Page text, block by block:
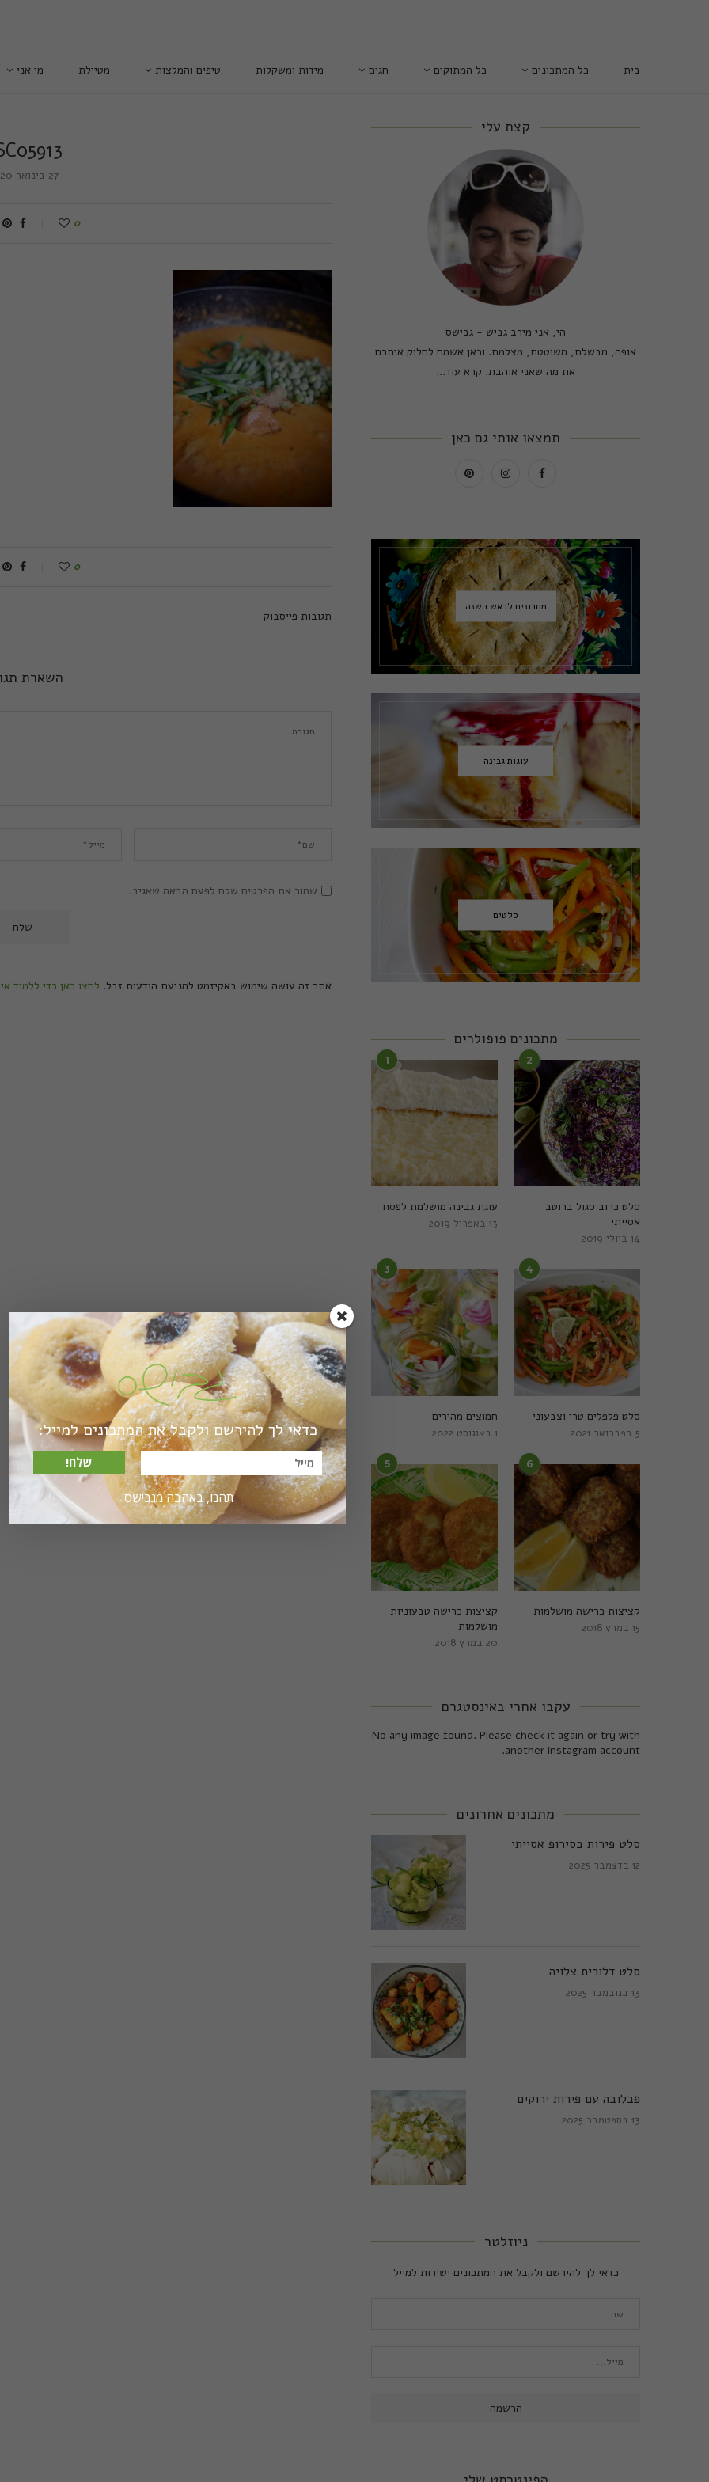
בית כל המתכונים כל המתוקים חגים מידות ומשקלות טיפים והמלצות מטיילת מי אני
27 בינואר 2020
0
0
תגובות פייסבוק
השארת
שמור את הפרטים שלח לפעם הבאה שאגיב.
אתר זה עושה שימוש באקיזמט למניעת הודעות זבל. לחצו כאן כדי ללמוד
קצת עלי
הי, אני מירב גביש - גבישס
אופה, מבשלת, משוטטת, מצלמת. וכאן אשמח לחלוק איתכם
את מה שאני אוהבת. קרא עוד...
תמצאו אותי גם כאן
מתכונים לראש השנה
עוגות גבינה
סלטים
מתכונים פופולרים
1
עוגת גבינה מושלמת לפסח
13 באפריל 2019
2
סלט כרוב סגול ברוטב
אסייתי
14 ביולי 2019
3
חמוצים מהירים
1 באוגוסט 2022
4
סלט פלפלים טרי וצבעוני
5 בפברואר 2021
5
קציצות כרישה טבעוניות
מושלמות
20 במרץ 2018
6
קציצות כרישה מושלמות
15 במרץ 2018
עקבו אחרי באינסטגרם
No any image found. Please check it again or try with
another instagram account.
מתכונים אחרונים
סלט פירות בסירופ אסייתי
12 בדצמבר 2025
סלט דלורית צלויה
13 בנובמבר 2025
פבלובה עם פירות ירוקים
13 בספטמבר 2025
ניוזלטר
כדאי לך להירשם ולקבל את המתכונים ישירות למייל
כדאי לך להירשם ולקבל את המתכונים למייל:
שלח!
תהנו, באהבה מגבישס.